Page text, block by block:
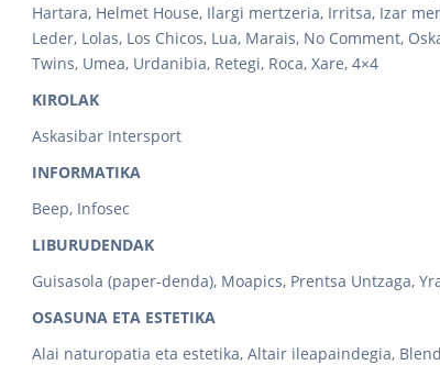
Hartara, Helmet House, Ilargi mertzeria, Irritsa, Izar
Leder, Lolas, Los Chicos, Lua, Marais, No Comment,
Twins, Umea, Urdanibia, Retegi, Roca, Xare, 4×4
KIROLAK
Askasibar Intersport
INFORMATIKA
Beep, Infosec
LIBURUDENDAK
Guisasola (paper-denda), Moapics, Prentsa Untzaga,
OSASUNA ETA ESTETIKA
Alai naturopatia eta estetika, Altair ileapaindegia,